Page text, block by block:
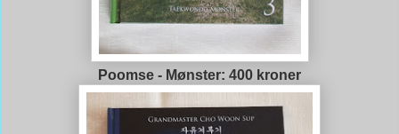
Poomse - Mønster: 400 kroner